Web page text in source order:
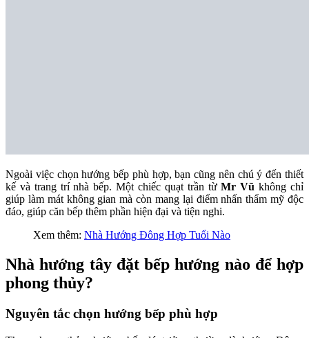
Ngoài việc chọn hướng bếp phù hợp, bạn cũng nên chú ý đến thiết
kế và trang trí nhà bếp. Một chiếc quạt trần từMr Vũ không chỉ
giúp làm mát không gian mà còn mang lại điểm nhấn thẩm mỹ độc
đáo, giúp căn bếp thêm phần hiện đại và tiện nghi.
Xem thêm: Nhà Hướng Đông Hợp Tuổi Nào
Nhà hướng tây đặt bếp hướng nào để hợp
phong thủy?
Nguyên tắc chọn hướng bếp phù hợp